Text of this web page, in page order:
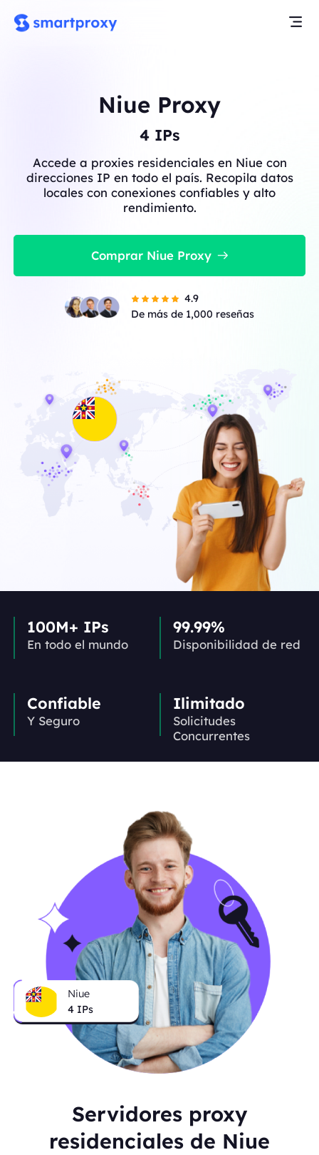
Niue Proxy
4IPs
Accede a proxies residenciales en Niue con
direcciones IP en todo el país. Recopila datos
locales con conexiones confiables y alto
rendimiento.
Comprar Niue Proxy
4.9
De más de 1,000 reseñas
100M+ IPs
En todo el mundo
99.99%
Disponibilidad de red
Confiable
Y Seguro
Ilimitado
Solicitudes
Concurrentes
Niue
4 IPs
Servidores proxy
residenciales de Niue